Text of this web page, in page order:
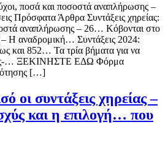
ποσά και ποσοστά αναπλήρωσης –
Πρόσφατα Άρθρα Συντάξεις χηρείας:
αναπλήρωσης – 26… Κόβονται στο
– Η αναδρομική… Συντάξεις 2024:
και 852… Τα τρία βήματα για να
… ΞΕΚΙΝΗΣΤΕ ΕΔΩ Φόρμα
[…]
οι συντάξεις χηρείας –
και η επιλογή… που